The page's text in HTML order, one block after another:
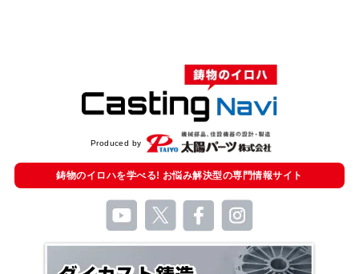
Produced by
鋳物のイロハを学べる! お悩み解決型の専門情報サイト